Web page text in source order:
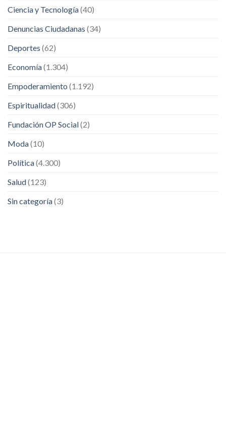
Ciencia y Tecnología(40)
Denuncias Ciudadanas (34)
Deportes (62)
Economía(1.304)
Empoderamiento (1.192)
Espiritualidad(306)
Fundación OP Social(2)
Moda(10)
Política(4.300)
Salud(123)
Sin categoría(3)